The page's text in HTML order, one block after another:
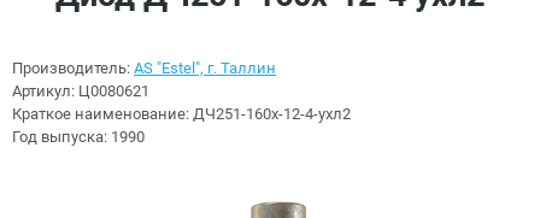
Производитель: AS "Estel", г. Таллин
Артикул: Ц0080621
Краткое наименование: ДЧ251-160х-12-4-ухл2
Год выпуска: 1990